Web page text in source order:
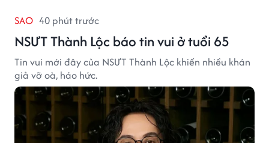
SAO 40 phút trước
NSƯT Thành Lộc báo tin vui ở tuổi 65
Tin vui mới đây của NSƯT Thành Lộc khiến nhiều khán
giả vỡ oà, háo hức.